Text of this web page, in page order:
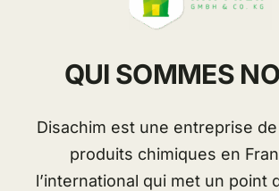
QUI SOMMES
Disachim est une entreprise
produits chimiques en
l’international qui met un point